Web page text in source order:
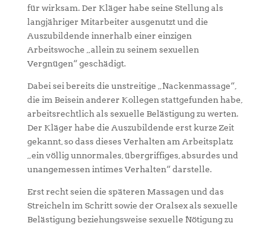
für wirksam. Der Kläger habe seine Stellung als
langjähriger Mitarbeiter ausgenutzt und die
Auszubildende innerhalb einer einzigen
Arbeitswoche „allein zu seinem sexuellen
Vergnügen“ geschädigt.
Dabei sei bereits die unstreitige „Nackenmassage“,
die im Beisein anderer Kollegen stattgefunden habe,
arbeitsrechtlich als sexuelle Belästigung zu werten.
Der Kläger habe die Auszubildende erst kurze Zeit
gekannt, so dass dieses Verhalten am Arbeitsplatz
„ein völlig unnormales, übergriffiges, absurdes und
unangemessen intimes Verhalten“ darstelle.
Erst recht seien die späteren Massagen und das
Streicheln im Schritt sowie der Oralsex als sexuelle
Belästigung beziehungsweise sexuelle Nötigung zu